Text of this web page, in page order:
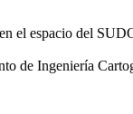
el espacio del
de Ingeniería